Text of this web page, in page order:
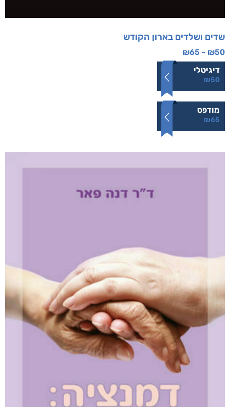
שדים ושלדים בארון הקודש
₪50
–
₪65
דיגיטלי
₪50
מודפס
₪65